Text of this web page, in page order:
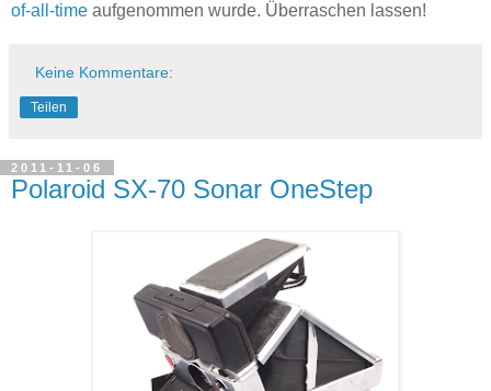
of-all-time aufgenommen wurde. Überraschen lassen!
Keine Kommentare:
Teilen
2011-11-06
Polaroid SX-70 Sonar OneStep